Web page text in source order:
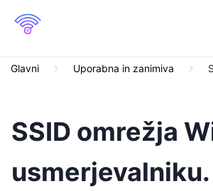
Glavni Uporabna in zanimiva
SSID omrežja
usmerjevalniku.